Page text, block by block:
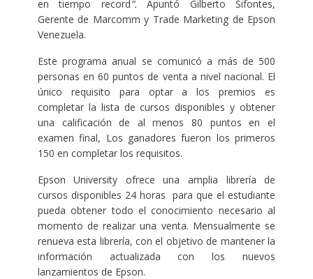
en tiempo record”. Apuntó Gilberto Sifontes,
Gerente de Marcomm y Trade Marketing de Epson
Venezuela.
Este programa anual se comunicó a más de 500
personas en 60 puntos de venta a nivel nacional. El
único requisito para optar a los premios es
completar la lista de cursos disponibles y obtener
una calificación de al menos 80 puntos en el
examen final, Los ganadores fueron los primeros
150 en completar los requisitos.
Epson University ofrece una amplia librería de
cursos disponibles 24 horas para que el estudiante
pueda obtener todo el conocimiento necesario al
momento de realizar una venta. Mensualmente se
renueva esta librería, con el objetivo de mantener la
información actualizada con los nuevos
lanzamientos de Epson.